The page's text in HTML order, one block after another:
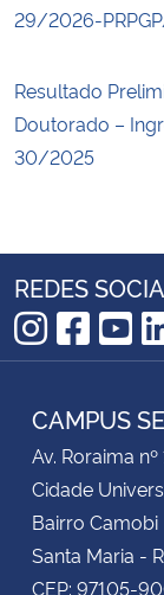
29/2026-
Resultado
Doutorado –
30/2025
REDES
CAMPUS
Av. Roraima
Cidade
Bairro Camobi
Santa Maria -
CEP: 97105-